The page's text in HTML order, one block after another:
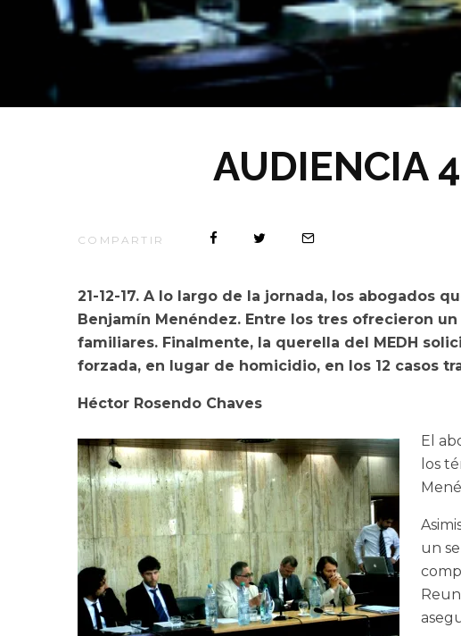
AUDIENCIA
COMPARTIR
21-12-17. A lo largo de la jornada, los abogados
Benjamín Menéndez. Entre los tres ofrecieron
familiares. Finalmente, la querella del MEDH
forzada, en lugar de homicidio, en los 12 casos
Héctor Rosendo Chaves
El
los
un